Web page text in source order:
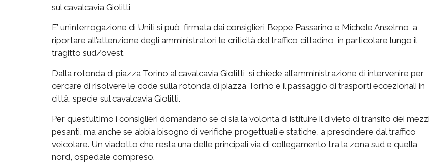
sul cavalcavia Giolitti
E’ un’interrogazione di Uniti si può, firmata dai consiglieri Beppe Passarino e Michele Anselmo, a
riportare all’attenzione degli amministratori le criticità del traffico cittadino, in particolare lungo il
tragitto sud/ovest.
Dalla rotonda di piazza Torino al cavalcavia Giolitti, si chiede all’amministrazione di intervenire per
cercare di risolvere le code sulla rotonda di piazza Torino e il passaggio di trasporti eccezionali in
città, specie sul cavalcavia Giolitti.
Per quest’ultimo i consiglieri domandano se ci sia la volontà di istituire il divieto di transito dei mezzi
pesanti, ma anche se abbia bisogno di verifiche progettuali e statiche, a prescindere dal traffico
veicolare. Un viadotto che resta una delle principali via di collegamento tra la zona sud e quella
nord, ospedale compreso.